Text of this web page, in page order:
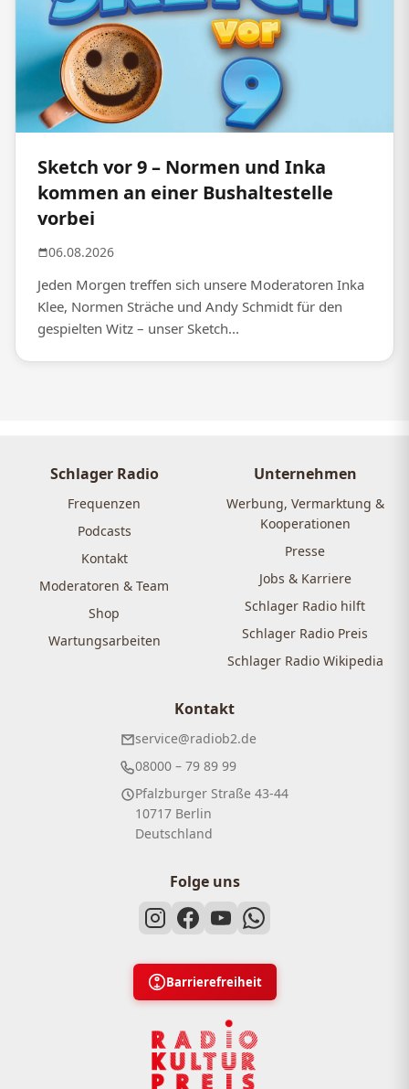
Sketch vor 9 – Normen und Inka
kommen an einer Bushaltestelle
vorbei
06.08.2026
Jeden Morgen treffen sich unsere Moderatoren Inka
Klee, Normen Sträche und Andy Schmidt für den
gespielten Witz – unser Sketch...
Schlager Radio
Frequenzen
Podcasts
Kontakt
Moderatoren & Team
Shop
Wartungsarbeiten
Unternehmen
Werbung, Vermarktung &
Kooperationen
Presse
Jobs & Karriere
Schlager Radio hilft
Schlager Radio Preis
Schlager Radio Wikipedia
Kontakt
service@radiob2.de
08000 – 79 89 99
Pfalzburger Straße 43-44
10717 Berlin
Deutschland
Folge uns
Barrierefreiheit